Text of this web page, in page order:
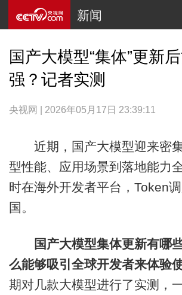
新闻
国产大模型“集体”更新
强？记者实测
央视网 | 2026年05月17日 23:39:11
近期，国产大模型迎来密
型性能、应用场景到落地能力
时在海外开发者平台，Token
国。
国产大模型集体更新有哪
么能够吸引全球开发者来体验
期对几款大模型进行了实测，